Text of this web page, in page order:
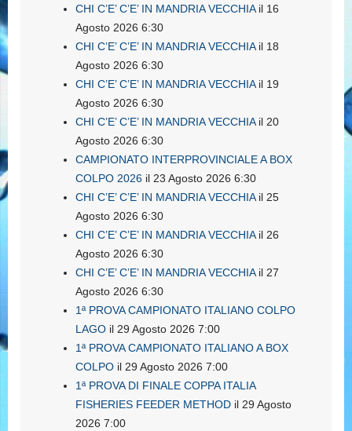
CHI C’E’ C’E’ IN MANDRIA VECCHIAil 16
Agosto 2026 6:30
CHI C’E’ C’E’ IN MANDRIA VECCHIAil 18
Agosto 2026 6:30
CHI C’E’ C’E’ IN MANDRIA VECCHIAil 19
Agosto 2026 6:30
CHI C’E’ C’E’ IN MANDRIA VECCHIAil 20
Agosto 2026 6:30
CAMPIONATO INTERPROVINCIALE A BOX
COLPO 2026 il 23 Agosto 2026 6:30
CHI C’E’ C’E’ IN MANDRIA VECCHIAil 25
Agosto 2026 6:30
CHI C’E’ C’E’ IN MANDRIA VECCHIAil 26
Agosto 2026 6:30
CHI C’E’ C’E’ IN MANDRIA VECCHIAil 27
Agosto 2026 6:30
1ª PROVA CAMPIONATO ITALIANO COLPO
LAGO il 29 Agosto 2026 7:00
1ª PROVA CAMPIONATO ITALIANO A BOX
COLPO il 29 Agosto 2026 7:00
1ª PROVA DI FINALE COPPA ITALIA
FISHERIES FEEDER METHOD il 29 Agosto
2026 7:00